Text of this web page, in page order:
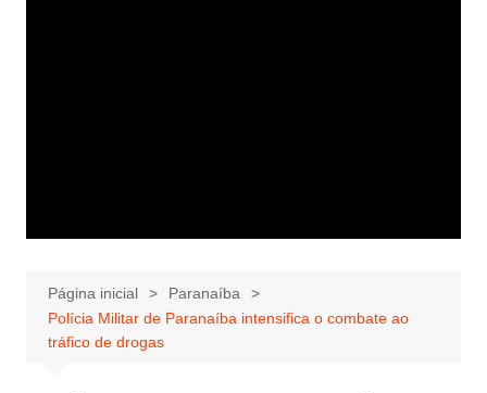
Página inicial
Paranaíba
Polícia Militar de Paranaíba intensifica o combate ao
tráfico de drogas